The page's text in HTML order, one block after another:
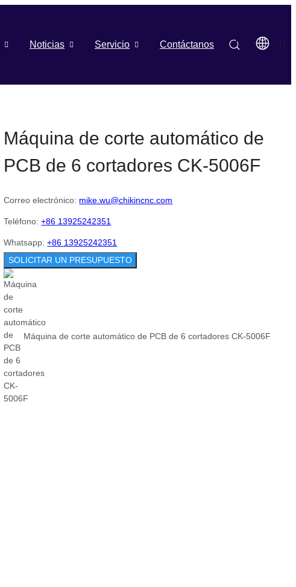
Noticias Servicio Contáctanos
Máquina de corte automático de
PCB de 6 cortadores CK-5006F
Correo electrónico: mike.wu@chikincnc.com
Teléfono:+86 13925242351
Whatsapp:+86 13925242351
SOLICITAR UN PRESUPUESTO
Máquina de corte automático de PCB de 6 cortadores CK-5006F